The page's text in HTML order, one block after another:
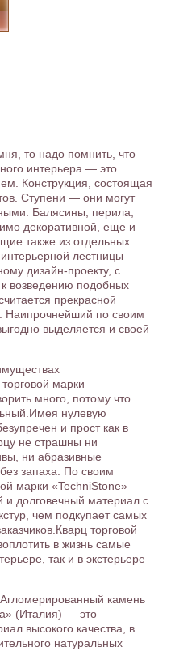
то надо помнить, что
интерьера — это
Конструкция, состоящая
Ступени — они могут
Балясины, перила,
декоративной, еще и
также из отдельных
лестницы
дизайн-проекту, с
возведению подобных
прекрасной
Наипрочнейший по своим
выделяется и своей
марки
много, потому что
нулевую
и прост как в
не страшны ни
ни абразивные
запаха. По своим
марки «TechniStone»
и долговечный материал с
чем подкупает самых
торговой
в жизнь самые
так и в экстерьере
Агломерированный камень
(Италия) — это
высокого качества, в
натуральных